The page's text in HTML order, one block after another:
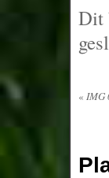
Dit
« IMG